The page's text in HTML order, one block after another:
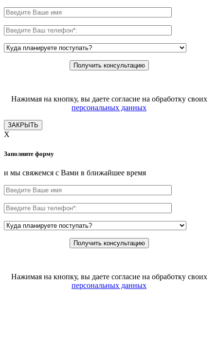
Нажимая на кнопку, вы даете согласие на обработку своих
персональных данных
ЗАКРЫТЬ
X
Заполните форму
и мы свяжемся с Вами в ближайшее время
Нажимая на кнопку, вы даете согласие на обработку своих
персональных данных